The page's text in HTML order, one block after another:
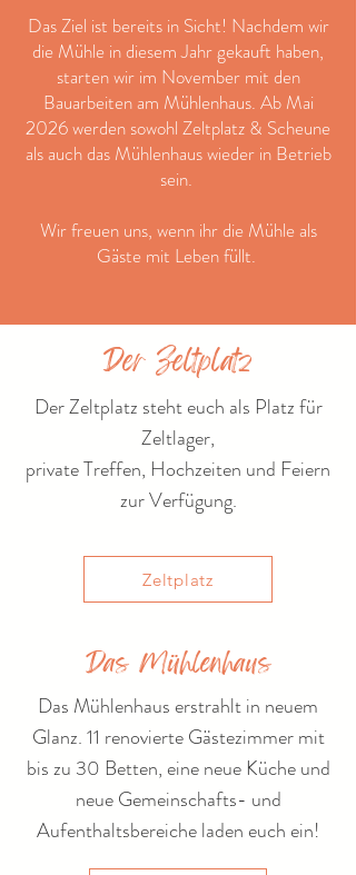
Das Ziel ist bereits in Sicht! Nachdem wir
die Mühle in diesem Jahr gekauft haben,
starten wir im November mit den
Bauarbeiten am Mühlenhaus. Ab Mai
2026 werden sowohl Zeltplatz & Scheune
als auch das Mühlenhaus wieder in Betrieb
sein.
Wir freuen uns, wenn ihr die Mühle als
Gäste mit Leben füllt.
Der Zeltplatz
Der Zeltplatz steht euch als Platz für
Zeltlager,
private Treffen, Hochzeiten und Feiern
zur Verfügung.
Zeltplatz
Das Mühlenhaus
Das Mühlenhaus erstrahlt in neuem
Glanz. 11 renovierte Gästezimmer mit
bis zu 30 Betten, eine neue Küche und
neue Gemeinschafts- und
Aufenthaltsbereiche laden euch ein!​